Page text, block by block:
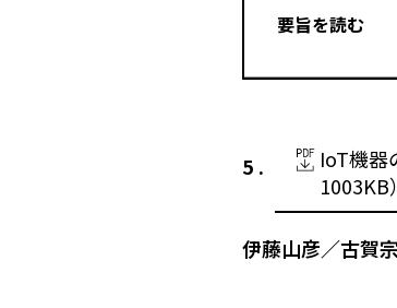
要旨を読む
IoT機器
1003KB）
伊藤山彦／古賀